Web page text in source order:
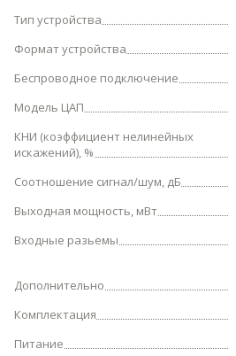
Тип устройства
Формат устройства
Беспроводное подключение
Модель ЦАП
КНИ (коэффициент нелинейных
искажений), %
Соотношение сигнал/шум, дБ
Выходная мощность, мВт
Входные разьемы
Дополнительно
Комплектация
Питание